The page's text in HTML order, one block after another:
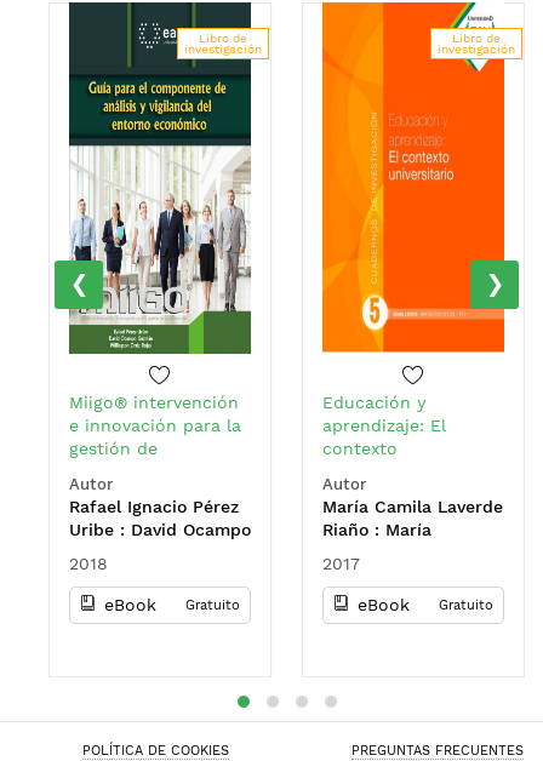
Libro de
investigación
Miigo® intervención
e innovación para la
gestión de
para el componente
de análisis y
vigilancia del
entorno económico
Autor
Rafael Ignacio Pérez
Uribe : David Ocampo
Ortiz Rojas
2018
eBook Gratuito
Libro de
investigación
Educación y
aprendizaje: El
contexto
Autor
María Camila Laverde
Riaño : María
Espinosa : Julio
César Pantoja
2017
eBook Gratuito
‹ ›
POLÍTICA DE COOKIES
PREGUNTAS FRECUENTES